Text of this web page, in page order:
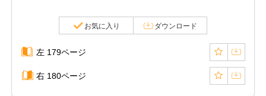
お気に入り ダウンロード
左 179ページ
右 180ページ